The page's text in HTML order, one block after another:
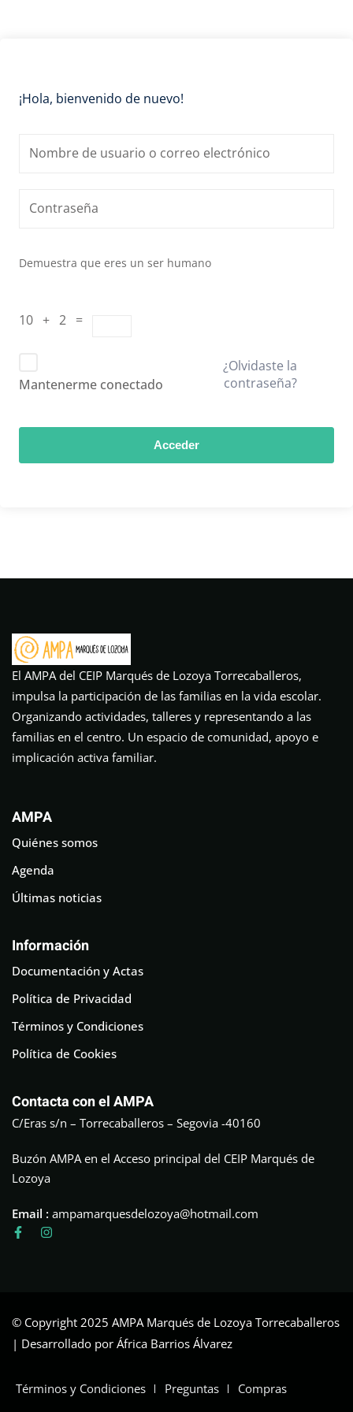
¡Hola, bienvenido de nuevo!
Demuestra que eres un ser humano
10 + 2 =
Mantenerme conectado
¿Olvidaste la
contraseña?
Acceder
El AMPA del CEIP Marqués de Lozoya Torrecaballeros,
impulsa la participación de las familias en la vida escolar.
Organizando actividades, talleres y representando a las
familias en el centro. Un espacio de comunidad, apoyo e
implicación activa familiar.
AMPA
Quiénes somos
Agenda
Últimas noticias
Información
Documentación y Actas
Política de Privacidad
Términos y Condiciones
Política de Cookies
Contacta con el AMPA
C/Eras s/n – Torrecaballeros – Segovia -40160
Buzón AMPA en el Acceso principal del CEIP Marqués de
Lozoya
Email : ampamarquesdelozoya@hotmail.com
© Copyright 2025 AMPA Marqués de Lozoya Torrecaballeros
| Desarrollado por África Barrios Álvarez
Términos y Condiciones Preguntas Compras